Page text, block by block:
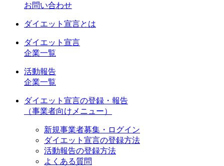
お問い合わせ
ダイエット宣言とは
ダイエット宣言
企業一覧
活動報告
企業一覧
ダイエット宣言の登録・報告
（事業者向けメニュー）
新規事業者募集・ログイン
ダイエット宣言の登録方法
活動報告の登録方法
よくある質問